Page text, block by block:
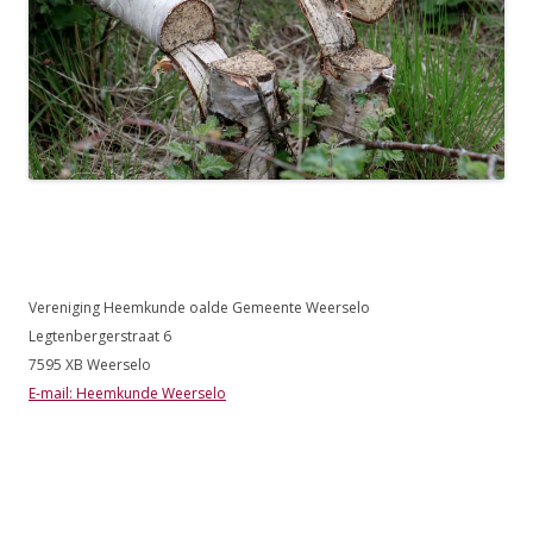
Vereniging Heemkunde oalde Gemeente Weerselo
Legtenbergerstraat 6
7595 XB Weerselo
E-mail: Heemkunde Weerselo